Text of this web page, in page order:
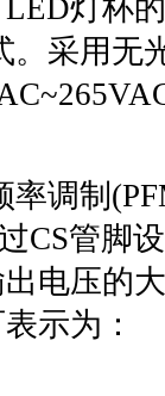
灯杯
。采用无
调制
CS管脚
电压的
示为：